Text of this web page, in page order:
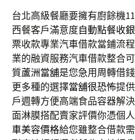
台北高級餐廳要擁有廚餘機
西餐客戶滿意度自動點餐收
票收款專業汽車借款當鋪流
業的融資服務汽車借款整合
質蘆洲當舖是您急用周轉借
更多種的選擇當舖很恐怖提
戶週轉方便高端食品容器解
面淋膜搭配賣家評價你憑個
車美容價格給您雖整合借款